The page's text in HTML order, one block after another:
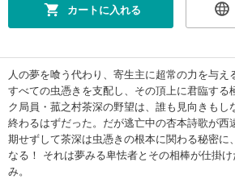
カートに入れる
人の夢を喰う代わり、寄生主に超常の力を与
すべての虫憑きを支配し、その頂上に君臨する
ク局員・菰之村茶深の野望は、誰も見向きもし
終わるはずだった。だが逃亡中の杏本詩歌が西
期せずして茶深は虫憑きの根本に関わる秘密に
なる！ それは夢みる卑怯者とその相棒が仕掛
み。